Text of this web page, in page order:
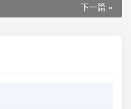
下一篇 »